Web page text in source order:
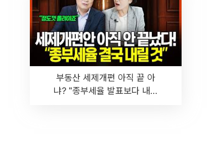
부동산 세제개편 아직 끝 아
냐? "종부세율 발표보다 내릴